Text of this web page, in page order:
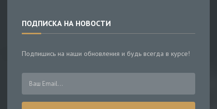
ПОДПИСКА НА НОВОСТИ
Подпишись на наши обновления и будь всегда в курсе!